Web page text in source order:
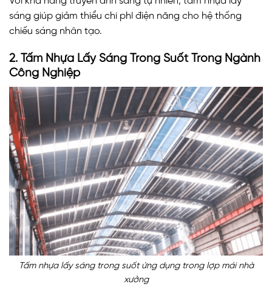
sáng giúp giảm thiểu chi phí điện năng cho hệ thống
chiếu sáng nhân tạo.
2. Tấm Nhựa Lấy Sáng Trong Suốt Trong Ngành
Công Nghiệp
Tấm nhựa lấy sáng trong suốt ứng dụng trong lợp mái nhà
xưởng